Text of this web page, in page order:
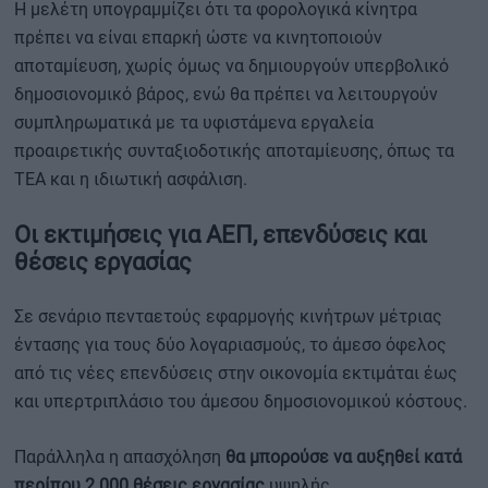
Η μελέτη υπογραμμίζει ότι τα φορολογικά κίνητρα
πρέπει να είναι επαρκή ώστε να κινητοποιούν
αποταμίευση, χωρίς όμως να δημιουργούν υπερβολικό
δημοσιονομικό βάρος, ενώ θα πρέπει να λειτουργούν
συμπληρωματικά με τα υφιστάμενα εργαλεία
προαιρετικής συνταξιοδοτικής αποταμίευσης, όπως τα
ΤΕΑ και η ιδιωτική ασφάλιση.
Οι εκτιμήσεις για ΑΕΠ, επενδύσεις και
θέσεις εργασίας
Σε σενάριο πενταετούς εφαρμογής κινήτρων μέτριας
έντασης για τους δύο λογαριασμούς, το άμεσο όφελος
από τις νέες επενδύσεις στην οικονομία εκτιμάται έως
και υπερτριπλάσιο του άμεσου δημοσιονομικού κόστους.
Παράλληλα η απασχόληση θα μπορούσε να αυξηθεί κατά